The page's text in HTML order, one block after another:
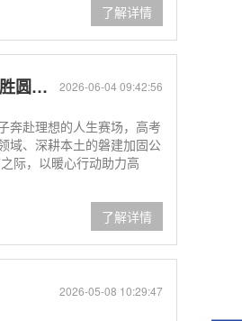
了解详情
2026-06-04 09:42:56
！
奔赴理想的人生赛场，高考
域、深耕本土的磐建加固公
际，以暖心行动助力高
了解详情
2026-05-08 10:29:47